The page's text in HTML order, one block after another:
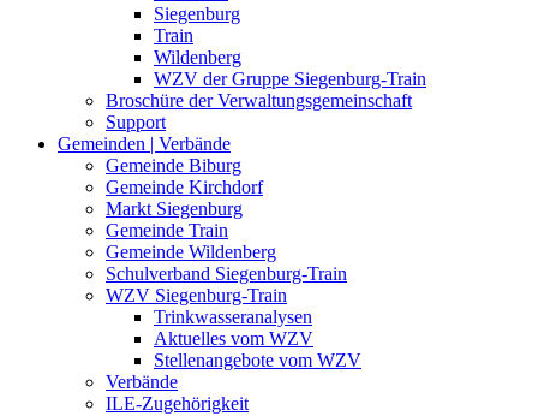
Siegenburg
Train
Wildenberg
WZV der Gruppe Siegenburg-Train
Broschüre der Verwaltungsgemeinschaft
Support
Gemeinden | Verbände
Gemeinde Biburg
Gemeinde Kirchdorf
Markt Siegenburg
Gemeinde Train
Gemeinde Wildenberg
Schulverband Siegenburg-Train
WZV Siegenburg-Train
Trinkwasseranalysen
Aktuelles vom WZV
Stellenangebote vom WZV
Verbände
ILE-Zugehörigkeit